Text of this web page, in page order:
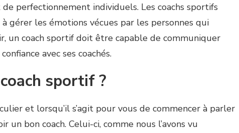
perfectionnement individuels. Les coachs sportifs
gérer les émotions vécues par les personnes qui
un coach sportif doit être capable de communiquer
avec ses coachés.
sportif ?
et lorsqu’il s’agit pour vous de commencer à parler
un bon coach. Celui-ci, comme nous l’avons vu